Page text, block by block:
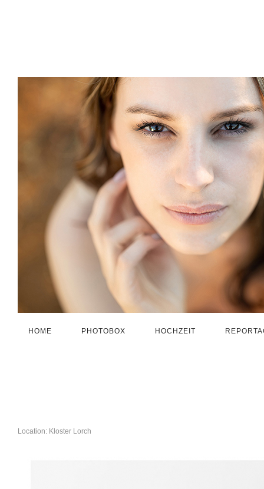
HOME PHOTOBOX HOCHZEIT
Location: Kloster Lorch